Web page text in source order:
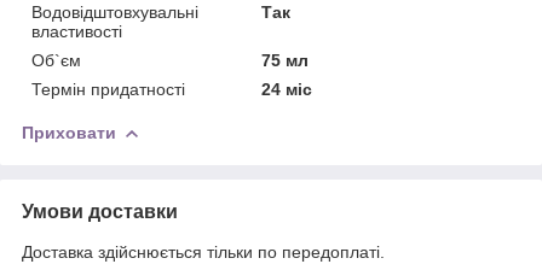
Водовідштовхувальні
властивості
Так
Об`єм
75 мл
Термін придатності
24 міс
Приховати
Умови доставки
Доставка здійснюється тільки по передоплаті.